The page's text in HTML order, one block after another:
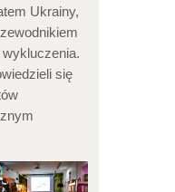
Ukrainy,
się